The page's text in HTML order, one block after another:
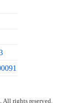
All rights reserved.